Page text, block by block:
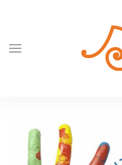
Skip to main content